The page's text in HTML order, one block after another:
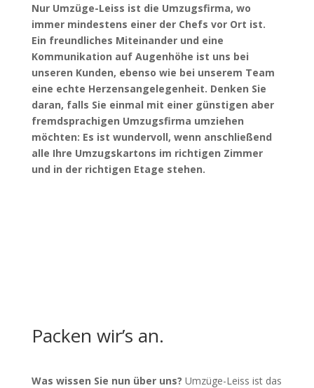
Nur Umzüge-Leiss ist die Umzugsfirma, wo
immer mindestens einer der Chefs vor Ort ist.
Ein freundliches Miteinander und eine
Kommunikation auf Augenhöhe ist uns bei
unseren Kunden, ebenso wie bei unserem Team
eine echte Herzensangelegenheit. Denken Sie
daran, falls Sie einmal mit einer günstigen aber
fremdsprachigen Umzugsfirma umziehen
möchten: Es ist wundervoll, wenn anschließend
alle Ihre Umzugskartons im richtigen Zimmer
und in der richtigen Etage stehen.
Packen wir’s an.
Was wissen Sie nun über uns? Umzüge-Leiss ist das